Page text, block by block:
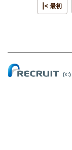
|< 最初